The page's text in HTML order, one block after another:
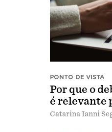
PONTO DE VISTA
Por que o
é relevante
Catarina Ianni